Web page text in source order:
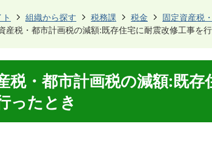
組織から探す 税務課 税金
固定資産税
産税・都市計画税の減額:既存住宅に耐震改修工事を
税・都市計画税の減額:既存
ったとき